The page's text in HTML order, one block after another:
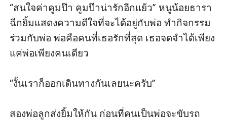
“สนใจค่าคูมป๊า คูมป๊าน่ารักอีกแย้ว” หนูน้อยธารา
ฉีกยิ้มแสดงความดีใจที่จะได้อยู่กับพ่อ ทำกิจกรรม
ร่วมกับพ่อ พ่อคือคนที่เธอรักที่สุด เธอจดจำได้เพียง
แค่พ่อเพียงคนเดียว
“งั้นเราก็ออกเดินทางกันเลยนะครับ”
สองพ่อลูกส่งยิ้มให้กัน ก่อนที่คนเป็นพ่อจะขับรถ